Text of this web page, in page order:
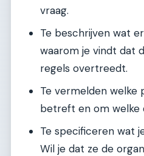
vraag.
Te beschrijven wat
waarom je vindt dat
regels overtreedt.
Te vermelden welke
betreft en om welke
Te specificeren wat
Wil je dat ze de